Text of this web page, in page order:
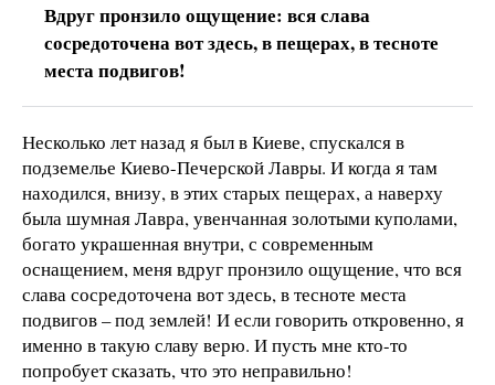
Вдруг пронзило ощущение: вся слава
сосредоточена вот здесь, в пещерах, в тесноте
места подвигов!
Несколько лет назад я был в Киеве, спускался в
подземелье Киево-Печерской Лавры. И когда я там
находился, внизу, в этих старых пещерах, а наверху
была шумная Лавра, увенчанная золотыми куполами,
богато украшенная внутри, с современным
оснащением, меня вдруг пронзило ощущение, что вся
слава сосредоточена вот здесь, в тесноте места
подвигов – под землей! И если говорить откровенно, я
именно в такую славу верю. И пусть мне кто-то
попробует сказать, что это неправильно!